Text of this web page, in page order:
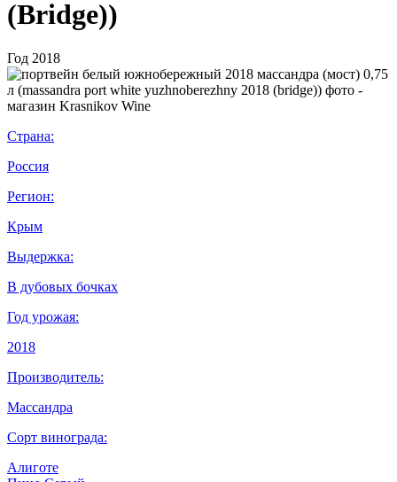
(Bridge))
Год 2018
Страна:
Россия
Регион:
Крым
Выдержка:
В дубовых бочках
Год урожая:
2018
Производитель:
Массандра
Сорт винограда:
Алиготе